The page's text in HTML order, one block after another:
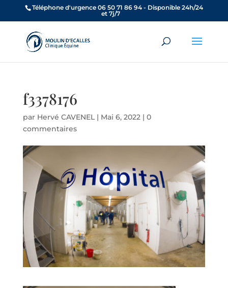
Téléphone d'urgence 06 50 71 86 94 - Disponible 24h/24
et 7j/7
f3378176
par Hervé CAVENEL| Mai 6, 2022| 0
commentaires